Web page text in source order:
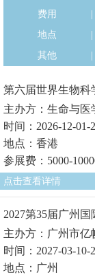
费用
地点
其他
第六届世界生物科
主办方：生命与
时间：2026-12-01-
地点：香港
参展费：5000-
点击查看详情
2027第35届广州
主办方：广州市亿
时间：2027-03-10-
地点：广州